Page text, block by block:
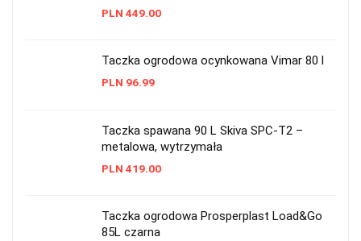
PLN 449.00
Taczka ogrodowa ocynkowana Vimar 80 l
PLN 96.99
Taczka spawana 90 L Skiva SPC-T2 –
metalowa, wytrzymała
PLN 419.00
Taczka ogrodowa Prosperplast Load&Go
85L czarna